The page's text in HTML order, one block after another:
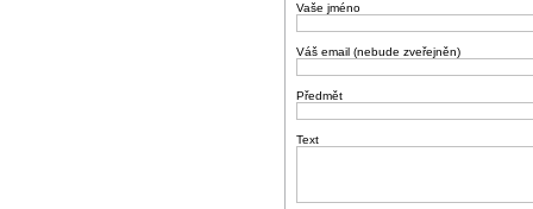
Vaše jméno
Váš email (nebude zveřejněn)
Předmět
Text